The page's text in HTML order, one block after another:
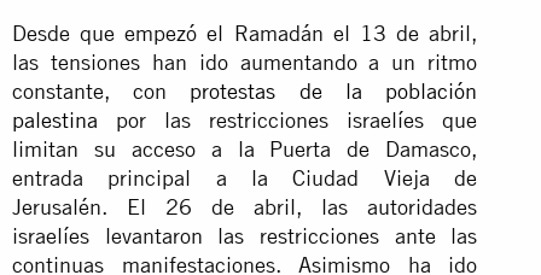
Desde que empezó el Ramadán el 13 de abril,
las tensiones han ido aumentando a un ritmo
constante, con protestas de la población
palestina por las restricciones israelíes que
limitan su acceso a la Puerta de Damasco,
entrada principal a la Ciudad Vieja de
Jerusalén. El 26 de abril, las autoridades
israelíes levantaron las restricciones ante las
continuas manifestaciones. Asimismo ha ido